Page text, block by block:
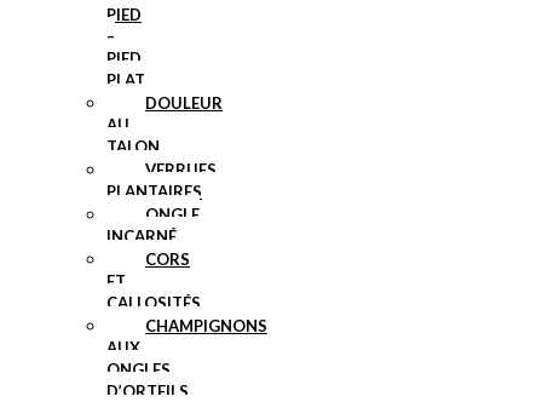
PIED
–
PIED
PLAT
DOULEUR
AU
TALON
VERRUES
PLANTAIRES
ONGLE
INCARNÉ
CORS
ET
CALLOSITÉS
CHAMPIGNONS
AUX
ONGLES
D’ORTEILS